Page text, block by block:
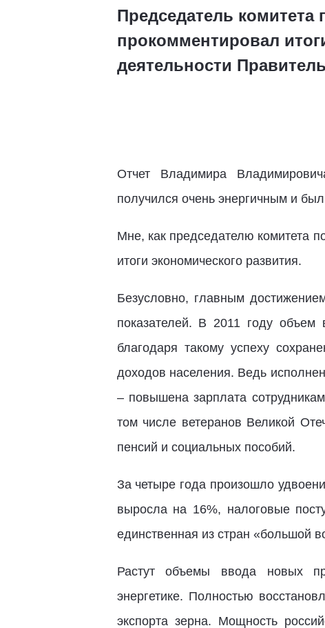
Председатель
прокомментировал
деятельности
Отчет Владимира
получился очень энергичным и
Мне, как председателю комитета
итоги экономического развития.
Безусловно, главным
показателей. В 2011 году объем
благодаря такому успеху
доходов населения. Ведь
– повышена зарплата
том числе ветеранов Великой
пенсий и социальных пособий.
За четыре года произошло
выросла на 16%, налоговые
единственная из стран «большой
Растут объемы ввода новых
энергетике. Полностью
экспорта зерна. Мощность